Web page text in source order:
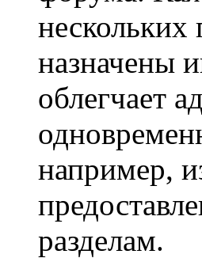
назначены
облегчает
например,
разделам.